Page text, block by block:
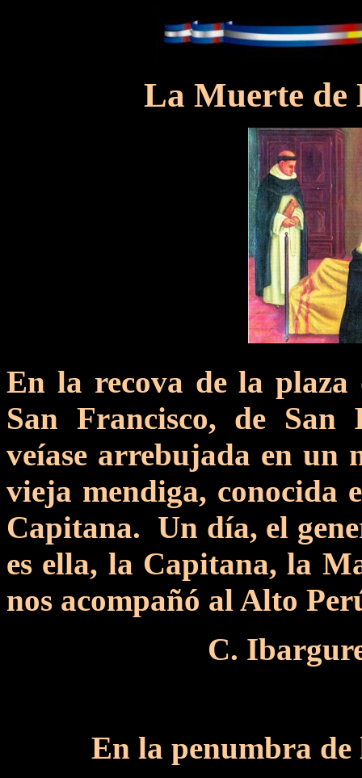
La Muerte de
En la recova de la
San Francisco, de San
veíase arrebujada en un
vieja mendiga, conocida
Capitana. Un día, el
es ella, la Capitana, la
nos acompañó al Alto
C.
En la penumbra